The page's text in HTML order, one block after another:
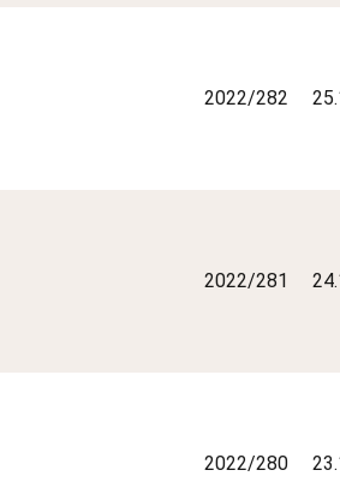
2022/282
2022/281
2022/280